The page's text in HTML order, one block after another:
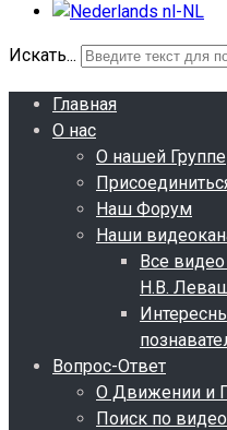
Искать...
Главная
О нас
О нашей Группе
Наш Форум
Наши
Все
Н.В.
Вопрос-Ответ
О Движении и
Поиск по